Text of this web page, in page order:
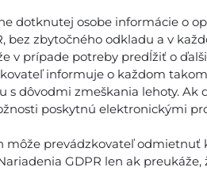
dotknutej osobe informácie o
bez zbytočného odkladu a v
v prípade potreby predĺžiť o
informuje o každom
s dôvodmi zmeškania lehoty.
poskytnú elektronickými
môže prevádzkovateľ
GDPR len ak